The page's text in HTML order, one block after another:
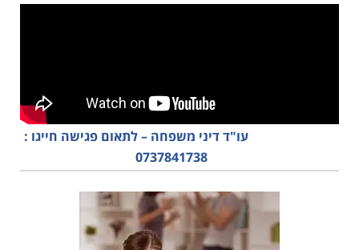
עו"ד דיני משפחה – לתאום פגישה חייגו :
0737841738